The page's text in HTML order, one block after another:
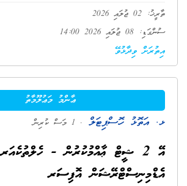
ތާރީޚު: 02 ޖުލައި 2026
ސުންގަޑި: 08 ޖުލައި 2026 14:00
އިތުރަށް ވިދާޅުވޭ
ޢާންމު މަޢުލޫމާތު
ޅ. އަތޮޅު ހޮސްޕިޓަލް . 1 މަސް ކުރިން
އޭ 2 ޝީޓް ޢާއްމުކުރުން - ހެލްތުކެއަރ
އެޑްމިނިސްޓްރޭޝަން އޮފިސަރ